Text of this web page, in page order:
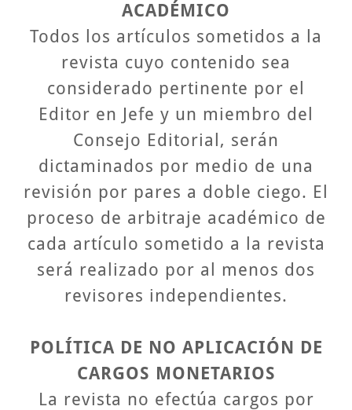
ACADÉMICO
Todos los artículos sometidos a la
revista cuyo contenido sea
considerado pertinente por el
Editor en Jefe y un miembro del
Consejo Editorial, serán
dictaminados por medio de una
revisión por pares a doble ciego. El
proceso de arbitraje académico de
cada artículo sometido a la revista
será realizado por al menos dos
revisores independientes.
POLÍTICA DE NO APLICACIÓN DE
CARGOS MONETARIOS
La revista no efectúa cargos por